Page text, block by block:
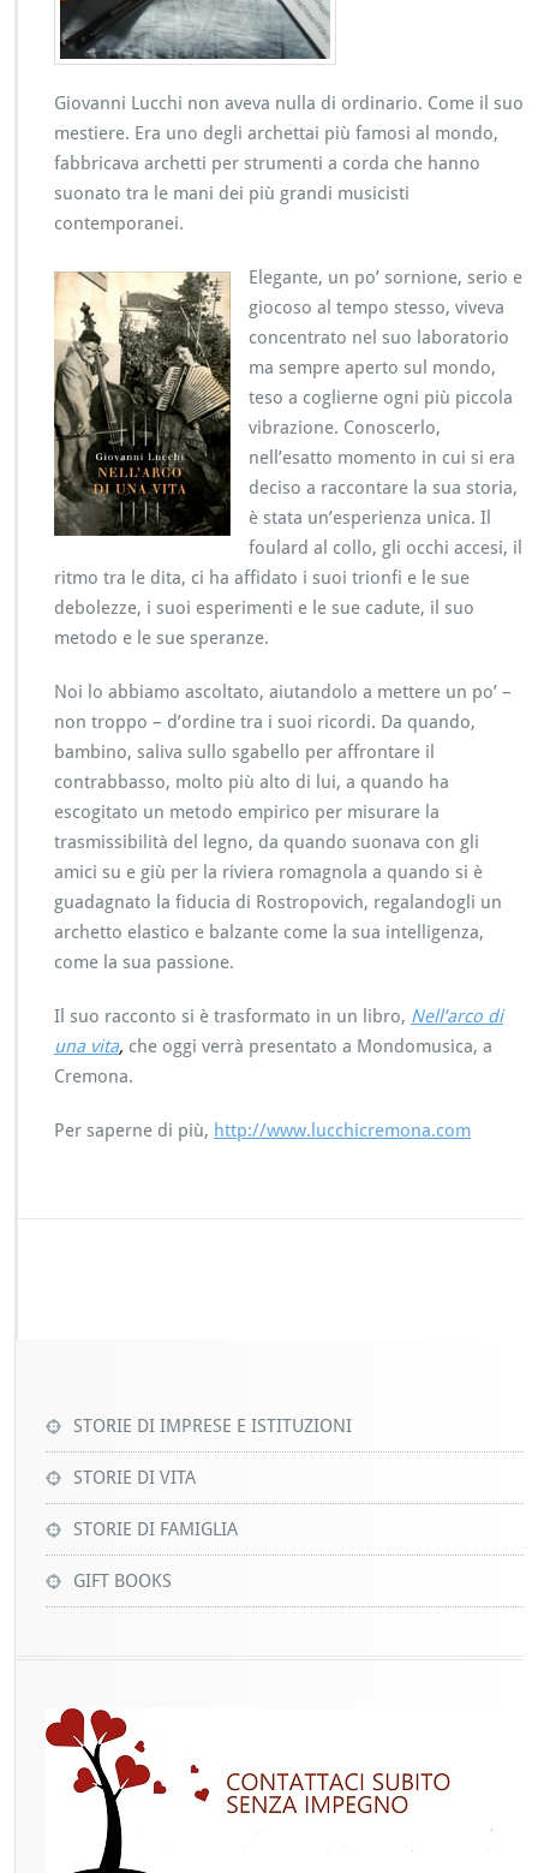
Giovanni Lucchi non aveva nulla di ordinario. Come il suo
mestiere. Era uno degli archettai più famosi al mondo,
fabbricava archetti per strumenti a corda che hanno
suonato tra le mani dei più grandi musicisti
contemporanei.
Elegante, un po’ sornione, serio e
giocoso al tempo stesso, viveva
concentrato nel suo laboratorio
ma sempre aperto sul mondo,
teso a coglierne ogni più piccola
vibrazione. Conoscerlo,
nell’esatto momento in cui si era
deciso a raccontare la sua storia,
è stata un’esperienza unica. Il
foulard al collo, gli occhi accesi, il
ritmo tra le dita, ci ha affidato i suoi trionfi e le sue
debolezze, i suoi esperimenti e le sue cadute, il suo
metodo e le sue speranze.
Noi lo abbiamo ascoltato, aiutandolo a mettere un po’ –
non troppo – d’ordine tra i suoi ricordi. Da quando,
bambino, saliva sullo sgabello per affrontare il
contrabbasso, molto più alto di lui, a quando ha
escogitato un metodo empirico per misurare la
trasmissibilità del legno, da quando suonava con gli
amici su e giù per la riviera romagnola a quando si è
guadagnato la fiducia di Rostropovich, regalandogli un
archetto elastico e balzante come la sua intelligenza,
come la sua passione.
Il suo racconto si è trasformato in un libro, Nell’arco di
una vita, che oggi verrà presentato a Mondomusica, a
Cremona.
Per saperne di più, http://www.lucchicremona.com
STORIE DI IMPRESE E ISTITUZIONI
STORIE DI VITA
STORIE DI FAMIGLIA
GIFT BOOKS